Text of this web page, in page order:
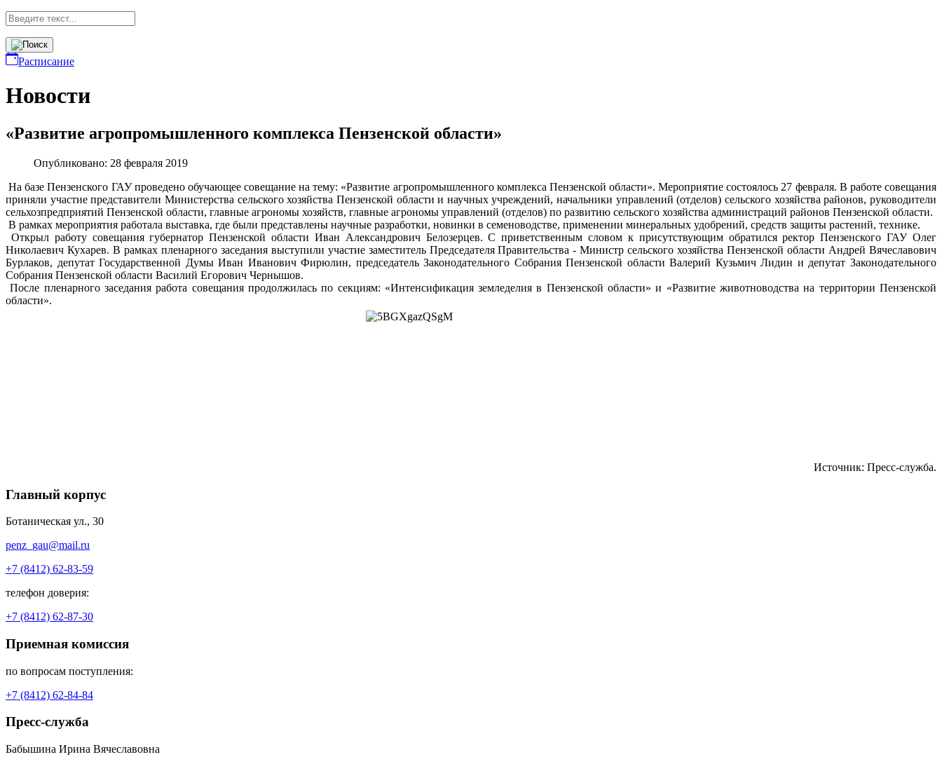
Расписание
Новости
«Развитие агропромышленного комплекса Пензенской области»
Опубликовано: 28 февраля 2019
На базе Пензенского ГАУ проведено обучающее совещание на тему: «Развитие агропромышленного комплекса Пензенской области». Мероприятие состоялось 27 февраля. В работе совещания
приняли участие представители Министерства сельского хозяйства Пензенской области и научных учреждений, начальники управлений (отделов) сельского хозяйства районов, руководители
сельхозпредприятий Пензенской области, главные агрономы хозяйств, главные агрономы управлений (отделов) по развитию сельского хозяйства администраций районов Пензенской области.
В рамках мероприятия работала выставка, где были представлены научные разработки, новинки в семеноводстве, применении минеральных удобрений, средств защиты растений, технике.
Открыл работу совещания губернатор Пензенской области Иван Александрович Белозерцев. С приветственным словом к присутствующим обратился ректор Пензенского ГАУ Олег
Николаевич Кухарев. В рамках пленарного заседания выступили участие заместитель Председателя Правительства - Министр сельского хозяйства Пензенской области Андрей Вячеславович
Бурлаков, депутат Государственной Думы Иван Иванович Фирюлин, председатель Законодательного Собрания Пензенской области Валерий Кузьмич Лидин и депутат Законодательного
Собрания Пензенской области Василий Егорович Чернышов.
После пленарного заседания работа совещания продолжилась по секциям: «Интенсификация земледелия в Пензенской области» и «Развитие животноводства на территории Пензенской
области».
Источник: Пресс-служба.
Главный корпус
Ботаническая ул., 30
penz_gau@mail.ru
+7 (8412) 62-83-59
телефон доверия:
+7 (8412) 62-87-30
Приемная комиссия
по вопросам поступления:
+7 (8412) 62-84-84
Пресс-служба
Бабышина Ирина Вячеславовна